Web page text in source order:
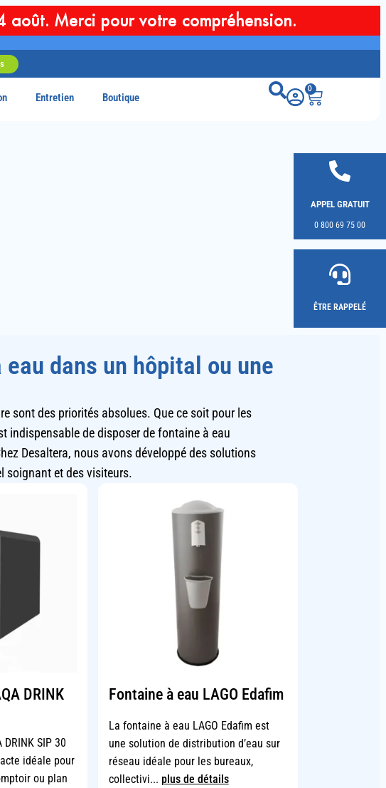
août. Merci pour votre compréhension.
Entretien Boutique
0
APPEL GRATUIT
0 800 69 75 00
ÊTRE RAPPELÉ
dans un hôpital ou une
sont des priorités absolues. Que ce soit pour les
indispensable de disposer de fontaine à eau
Desaltera, nous avons développé des solutions
soignant et des visiteurs.
DRINK
SIP 30
idéale pour
ou plan
Fontaine à eau LAGO Edafim
La fontaine à eau LAGO Edafim est
une solution de distribution d’eau sur
réseau idéale pour les bureaux,
collectivi... plus de détails